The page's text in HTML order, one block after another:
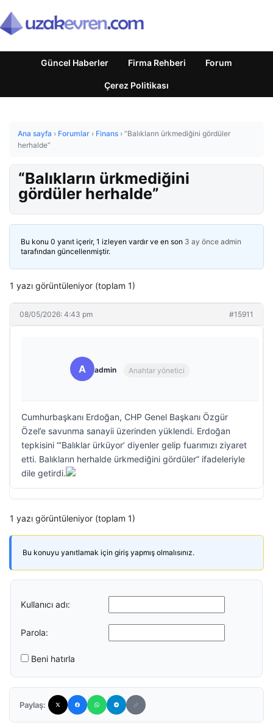
Güncel Haberler Firma Rehberi Forum
Çerez Politikası
Ana sayfa › Forumlar › Finans › “Balıkların ürkmediğini gördüler
herhalde”
“Balıkların ürkmediğini
gördüler herhalde”
Bu konu 0 yanıt içerir, 1 izleyen vardır ve en son 3 ay önce admin
tarafından güncellenmiştir.
1 yazı görüntüleniyor (toplam 1)
08/05/2026: 4:43 pm #15911
A admin Anahtar yönetici
Cumhurbaşkanı Erdoğan, CHP Genel Başkanı Özgür
Özel’e savunma sanayii üzerinden yüklendi. Erdoğan
tepkisini “‘Balıklar ürküyor’ diyenler gelip fuarımızı ziyaret
etti. Balıkların herhalde ürkmediğini gördüler” ifadeleriyle
dile getirdi.
1 yazı görüntüleniyor (toplam 1)
Bu konuyu yanıtlamak için giriş yapmış olmalısınız.
Kullanıcı adı:
Parola:
Beni hatırla
Paylaş: